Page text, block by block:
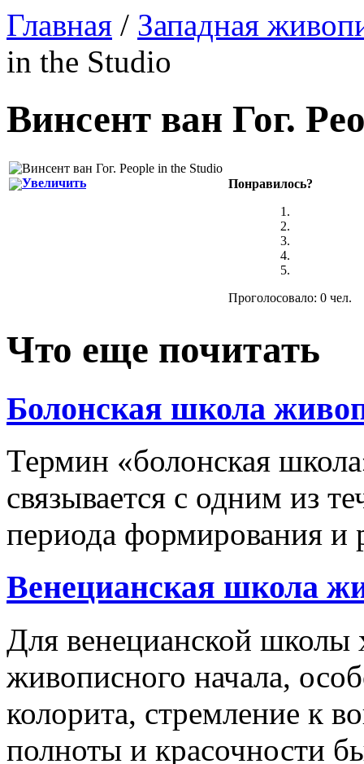
Главная / Западная
in the Studio
Винсент ван Гог.
Увеличить Понравилось?
Проголосовало: 0 чел.
Что еще почитать
Болонская школа
Термин «болонская
связывается с одним из
периода формирования и
Венецианская школа
Для венецианской школы
живописного начала,
колорита, стремление к
полноты и красочности